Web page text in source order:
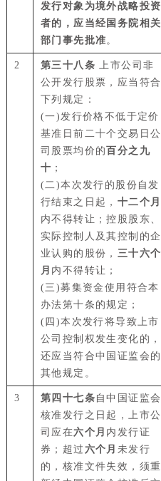
发行对象为境外战略投资
者的，应当经国务院相关
部门事先批准。
2 第三十八条 上市公司非
公开发行股票，应当符合
下列规定：
(一)发行价格不低于定价
基准日前二十个交易日公
司股票均价的 百分之九
十 ；
(二)本次发行的股份自发
行结束之日起， 十二个月
内不得转让；控股股东、
实际控制人及其控制的企
业认购的股份， 三十六个
月 内不得转让；
(三)募集资金使用符合本
办法第十条的规定；
(四)本次发行将导致上市
公司控制权发生变化的，
还应当符合中国证监会的
其他规定。
3 第四十七条 自中国证监会
核准发行之日起，上市公
司应在六个月 内发行证
券；超过 六个月 未发行
的，核准文件失效，须重